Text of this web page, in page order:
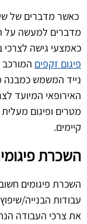
כאשר מדברים של
מדברים למעשה על
כאמצעי גישה לצרכי
פיגום זקפים
נייד המשמש כמבנה
מטרים ופיגום
קיימים.
השכרת
השכרת פיגומים
עבודות הבנייה/
את צרכי העבודה